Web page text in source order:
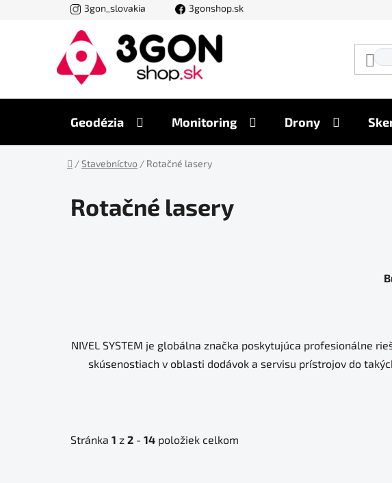
3gon_slovakia 3gonshop.sk
Geodézia Monitoring Drony
Domov
/Stavebníctvo / Rotačné lasery
Rotačné lasery
NIVEL SYSTEM je globálna značka poskytujúca profesionálne
skúsenostiach v oblasti dodávok a servisu prístrojov do
Stránka 1 z 2 - 14 položiek celkom